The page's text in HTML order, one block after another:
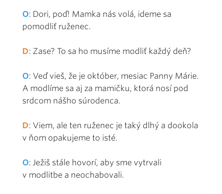
O: Dori, poď! Mamka nás volá, ideme sa
pomodliť ruženec.
D: Zase? To sa ho musíme modliť každý deň?
O: Veď vieš, že je október, mesiac Panny Márie.
A modlíme sa aj za mamičku, ktorá nosí pod
srdcom nášho súrodenca.
D: Viem, ale ten ruženec je taký dlhý a dookola
v ňom opakujeme to isté.
O: Ježiš stále hovorí, aby sme vytrvali
v modlitbe a neochabovali.